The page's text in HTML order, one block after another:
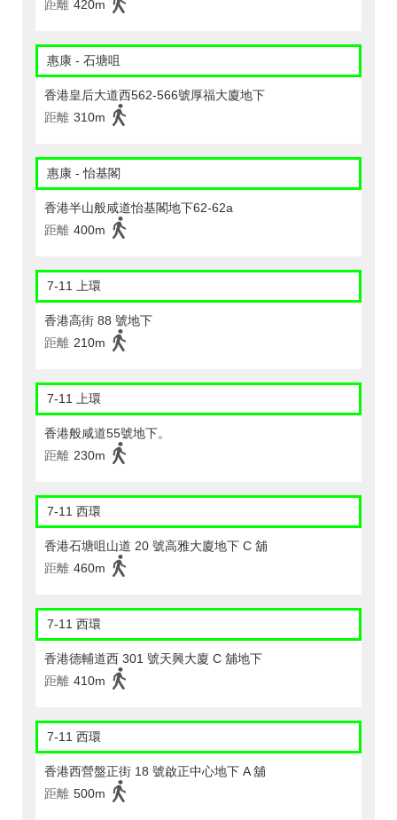
距離 420m
惠康 - 石塘咀
香港皇后大道西562-566號厚福大廈地下
距離 310m
惠康 - 怡基閣
香港半山般咸道怡基閣地下62-62a
距離 400m
7-11 上環
香港高街 88 號地下
距離 210m
7-11 上環
香港般咸道55號地下。
距離 230m
7-11 西環
香港石塘咀山道 20 號高雅大廈地下 C 舖
距離 460m
7-11 西環
香港德輔道西 301 號天興大廈 C 舖地下
距離 410m
7-11 西環
香港西營盤正街 18 號啟正中心地下 A 舖
距離 500m